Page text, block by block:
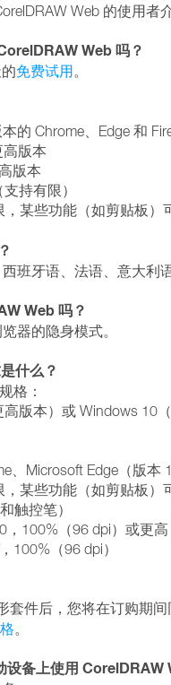
Web 的使用者
Web 吗？
免费试用。
的 Chrome、Edge 和
高版本
版本
持有限）
某些功能（如剪贴板）
班牙语、法语、意大
Web 吗？
器的隐身模式。
什么？
格：
版本）或 Windows 10
、Microsoft Edge（版
某些功能（如剪贴板）
触控笔）
，100%（96 dpi）或更高
100%（96 dpi）
套件后，您将在订购期
。
备上使用 CorelDRAW